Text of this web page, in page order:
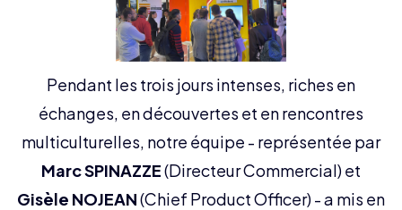
Pendant les trois jours intenses, riches en
échanges, en découvertes et en rencontres
multiculturelles, notre équipe - représentée par
Marc SPINAZZE(Directeur Commercial) et
Gisèle NOJEAN(Chief Product Officer) - a mis en